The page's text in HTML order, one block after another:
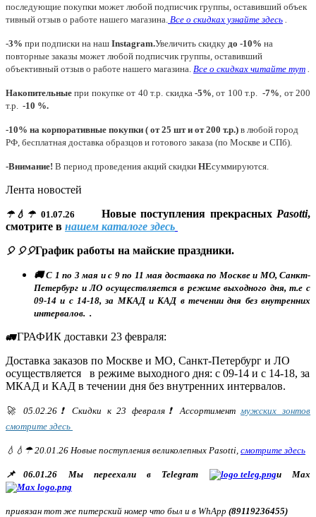
последующие покупки может любой подписчик группы, оставивший объек
тивный отзыв о работе нашего магазина. Все о скидках узнайте здесь
-3% при подписки на наш Instagram.Увеличить скидку до -10% на
повторные заказы может любой подписчик группы, оставивший
объективный отзыв о работе нашего магазина. Все о скидках читайте тут
Накопительные при покупке от 40 т.р. скидка -5% , от 100 т.р.-7% , от 200
т.р. -10 %.
-10% на корпоративные покупки ( от 25 шт и от 200 т.р.) в любой город
РФ, бесплатная доставка образцов и готового заказа (по Москве и СПб).
-Внимание! В период проведения акций скидки НЕсуммируются.
Лента новостей
☂💧☂ 01.07.26 Новые поступления прекрасных Pasotti,
смотрите в нашем каталоге здесь
🎈 🎈🎈График работы на майские праздники.
🚚 С 1 по 3 мая и с 9 по 11 мая доставка по Москве и МО, Санкт-
Петербург и ЛО осуществляется в режиме выходного дня, т.е с
09-14 и с 14-18, за МКАД и КАД в течении дня без внутренних
интервалов. .
🚛ГРАФИК доставки 23 февраля:
Доставка заказов по Москве и МО, Санкт-Петербург и ЛО
осуществляется в режиме выходного дня: с 09-14 и с 14-18, за
МКАД и КАД в течении дня без внутренних интервалов.
🚀 05.02.26❗ Скидки к 23 февраля❗ Ассортимент мужских зонтов
смотрите здесь
💧💧☂ 20.01.26 Новые поступления великолепных Pasotti, смотрите здесь
📌06.01.26 Мы переехали в Telegram и Max
привязан тот же питерский номер что был и в WhApp (89119236455)